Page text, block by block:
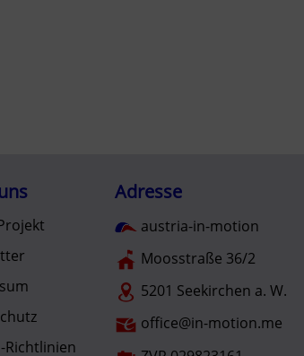
Richtlinien
Adresse
austria-in-motion
Moosstraße 36/2
5201 Seekirchen a. W.
office@in-motion.me